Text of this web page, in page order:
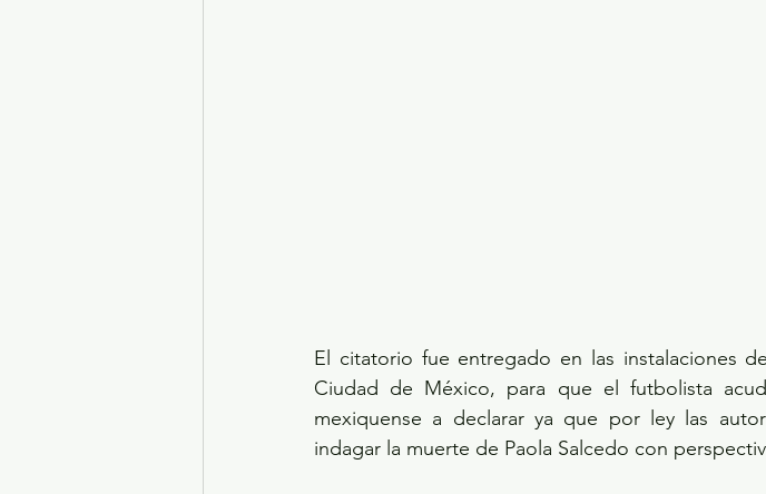
El citatorio fue entregado en las instalaciones
Ciudad de México, para que el futbolista
mexiquense a declarar ya que por ley las
indagar la muerte de Paola Salcedo con